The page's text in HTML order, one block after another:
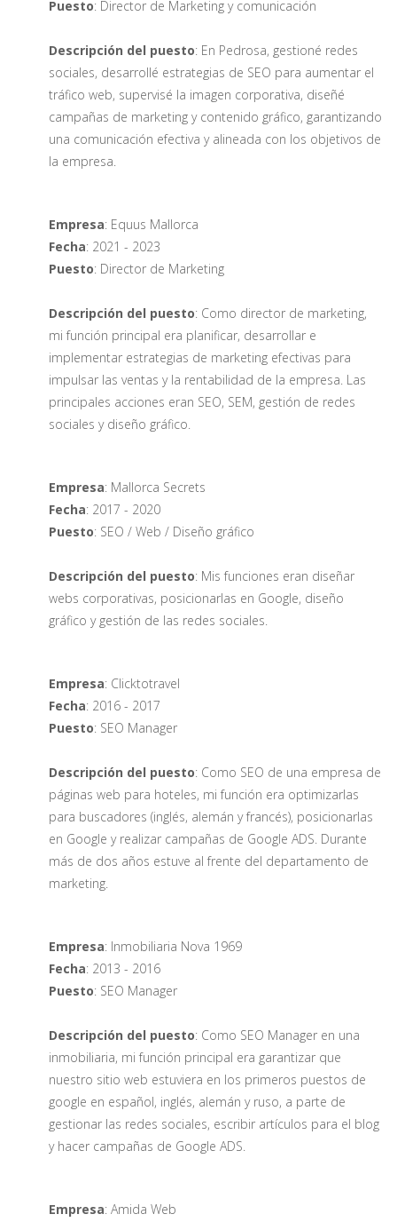
Puesto: Director de Marketing y comunicación
Descripción del puesto: En Pedrosa, gestioné redes
sociales, desarrollé estrategias de SEO para aumentar el
tráfico web, supervisé la imagen corporativa, diseñé
campañas de marketing y contenido gráfico, garantizando
una comunicación efectiva y alineada con los objetivos de
la empresa.
Empresa: Equus Mallorca
Fecha: 2021 - 2023
Puesto: Director de Marketing
Descripción del puesto: Como director de marketing,
mi función principal era planificar, desarrollar e
implementar estrategias de marketing efectivas para
impulsar las ventas y la rentabilidad de la empresa. Las
principales acciones eran SEO, SEM, gestión de redes
sociales y diseño gráfico.
Empresa: Mallorca Secrets
Fecha: 2017 - 2020
Puesto: SEO / Web / Diseño gráfico
Descripción del puesto: Mis funciones eran diseñar
webs corporativas, posicionarlas en Google, diseño
gráfico y gestión de las redes sociales.
Empresa: Clicktotravel
Fecha: 2016 - 2017
Puesto: SEO Manager
Descripción del puesto: Como SEO de una empresa de
páginas web para hoteles, mi función era optimizarlas
para buscadores (inglés, alemán y francés), posicionarlas
en Google y realizar campañas de Google ADS. Durante
más de dos años estuve al frente del departamento de
marketing.
Empresa: Inmobiliaria Nova 1969
Fecha: 2013 - 2016
Puesto: SEO Manager
Descripción del puesto: Como SEO Manager en una
inmobiliaria, mi función principal era garantizar que
nuestro sitio web estuviera en los primeros puestos de
google en español, inglés, alemán y ruso, a parte de
gestionar las redes sociales, escribir artículos para el blog
y hacer campañas de Google ADS.
Empresa: Amida Web